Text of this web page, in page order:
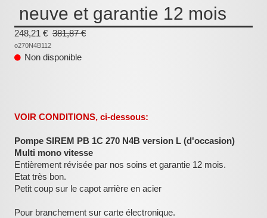
neuve et garantie 12 mois
248,21 € 381,87 €
o270N4B112
Non disponible
VOIR CONDITIONS, ci-dessous:
Pompe SIREM PB 1C 270 N4B version L (d'occasion)
Multi mono vitesse
Entièrement révisée par nos soins et garantie 12 mois.
Etat très bon.
Petit coup sur le capot arrière en acier
Pour branchement sur carte électronique.